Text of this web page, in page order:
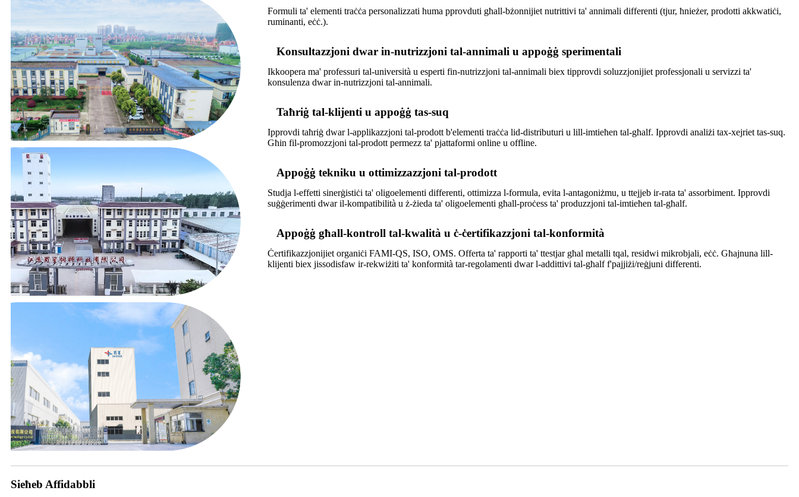
Formuli ta' elementi traċċa personalizzati huma pprovduti għall-bżonnijiet nutrittivi ta' annimali differenti (tjur, ħnieżer, prodotti akkwatiċi,
ruminanti, eċċ.).
Konsultazzjoni dwar in-nutrizzjoni tal-annimali u appoġġ sperimentali
Ikkoopera ma' professuri tal-università u esperti fin-nutrizzjoni tal-annimali biex tipprovdi soluzzjonijiet professjonali u servizzi ta'
konsulenza dwar in-nutrizzjoni tal-annimali.
Taħriġ tal-klijenti u appoġġ tas-suq
Ipprovdi taħriġ dwar l-applikazzjoni tal-prodott b'elementi traċċa lid-distributuri u lill-imtieħen tal-għalf. Ipprovdi analiżi tax-xejriet tas-suq.
Għin fil-promozzjoni tal-prodott permezz ta' pjattaformi online u offline.
Appoġġ tekniku u ottimizzazzjoni tal-prodott
Studja l-effetti sinerġistiċi ta' oligoelementi differenti, ottimizza l-formula, evita l-antagoniżmu, u ttejjeb ir-rata ta' assorbiment. Ipprovdi
suġġerimenti dwar il-kompatibilità u ż-żieda ta' oligoelementi għall-proċess ta' produzzjoni tal-imtieħen tal-għalf.
Appoġġ għall-kontroll tal-kwalità u ċ-ċertifikazzjoni tal-konformità
Ċertifikazzjonijiet organiċi FAMI-QS, ISO, OMS. Offerta ta' rapporti ta' ttestjar għal metalli tqal, residwi mikrobjali, eċċ. Għajnuna lill-
klijenti biex jissodisfaw ir-rekwiżiti ta' konformità tar-regolamenti dwar l-addittivi tal-għalf f'pajjiżi/reġjuni differenti.
Sieħeb Affidabbli